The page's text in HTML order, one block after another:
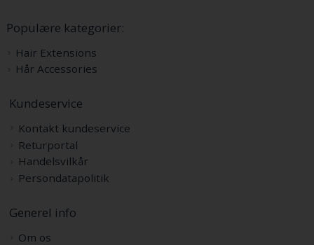
Populære kategorier:
Hair Extensions
Hår Accessories
Kundeservice
Kontakt kundeservice
Returportal
Handelsvilkår
Persondatapolitik
Generel info
Om os